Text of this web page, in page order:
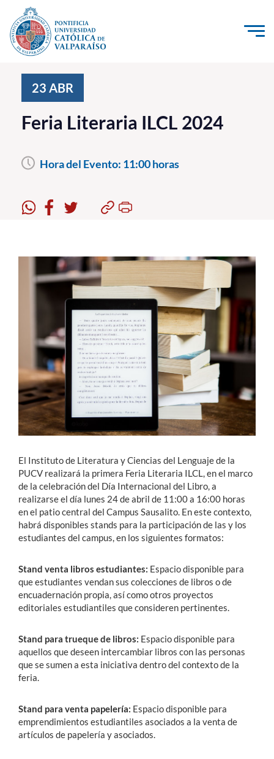
Click acá para ir directamente al contenido
Investigación, Creación e Innovación
PUCV Internacional
Formación Continua
Académicos
Funcionarios
Alumni
English
23 ABR
Feria Literaria ILCL 2024
Hora del Evento: 11:00 horas
El Instituto de Literatura y Ciencias del Lenguaje de la
PUCV realizará la primera Feria Literaria ILCL, en el marco
de la celebración del Día Internacional del Libro, a
realizarse el día lunes 24 de abril de 11:00 a 16:00 horas
en el patio central del Campus Sausalito. En este contexto,
habrá disponibles stands para la participación de las y los
estudiantes del campus, en los siguientes formatos:
Stand venta libros estudiantes: Espacio disponible para
que estudiantes vendan sus colecciones de libros o de
encuadernación propia, así como otros proyectos
editoriales estudiantiles que consideren pertinentes.
Stand para trueque de libros: Espacio disponible para
aquellos que deseen intercambiar libros con las personas
que se sumen a esta iniciativa dentro del contexto de la
feria.
Stand para venta papelería: Espacio disponible para
emprendimientos estudiantiles asociados a la venta de
artículos de papelería y asociados.